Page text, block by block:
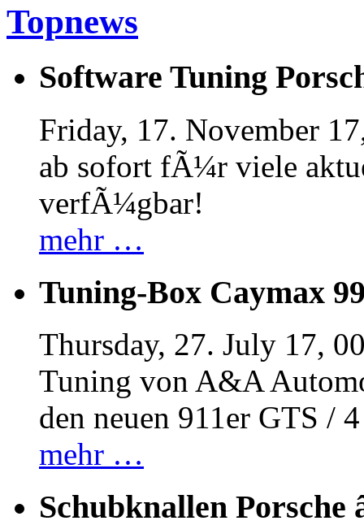
Topnews
Software Tuning
Friday, 17. November
ab sofort fÃ¼r viele
verfÃ¼gbar!
mehr …
Tuning-Box Caymax
Thursday, 27. July 17,
Tuning von A&A
den neuen 911er GTS /
mehr …
Schubknallen Porsche